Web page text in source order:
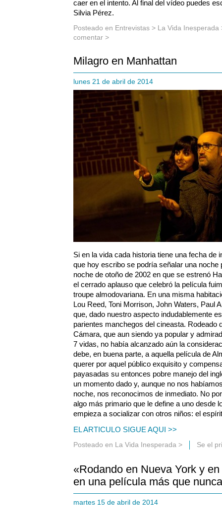
caer en el intento. Al final del vídeo puedes
Silvia Pérez.
Posteado en Entrevistas > La Vida Inesperada
comentar >
Milagro en Manhattan
lunes 21 de abril de 2014
Si en la vida cada historia tiene una fecha de
que hoy escribo se podría señalar una noche
noche de otoño de 2002 en que se estrenó
el cerrado aplauso que celebró la película
troupe almodovariana. En una misma
Lou Reed, Toni Morrison, John Waters, Paul
que, dado nuestro aspecto indudablemente
parientes manchegos del cineasta. Rodeado
Cámara, que aun siendo ya popular y
7 vidas, no había alcanzado aún la
debe, en buena parte, a aquella película de
querer por aquel público exquisito y
payasadas su entonces pobre manejo del
un momento dado y, aunque no nos
noche, nos reconocimos de inmediato. No
algo más primario que le define a uno desde
empieza a socializar con otros niños: el
EL ARTICULO SIGUE AQUI >>
Posteado en La Vida Inesperada > Se el
«Rodando en Nueva York y
en una película más que
martes 15 de abril de 2014